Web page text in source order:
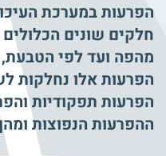
הפרעות במערכת
חלקים שונים
מהפה ועד לפי
הפרעות אלו נחלקות
הפרעות תפקודיות
ההפרעות הנפוצות